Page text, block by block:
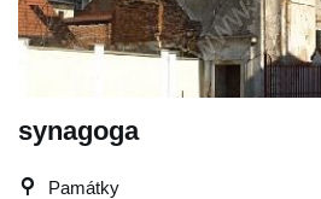
synagoga
Památky